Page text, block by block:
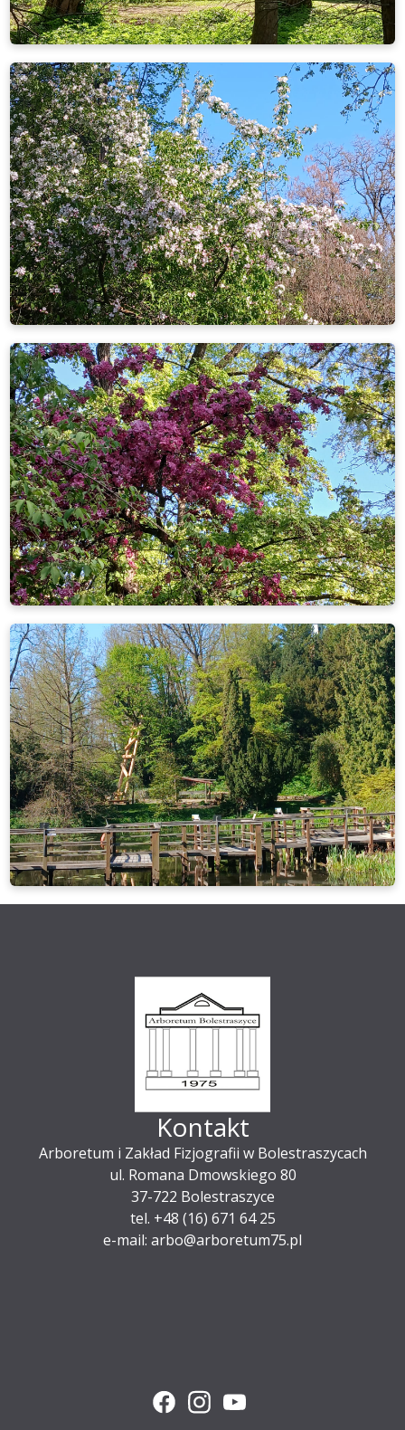
Kontakt
Arboretum i Zakład Fizjografii w Bolestraszycach
ul. Romana Dmowskiego 80
37-722 Bolestraszyce
tel. +48 (16) 671 64 25
e-mail: arbo@arboretum75.pl